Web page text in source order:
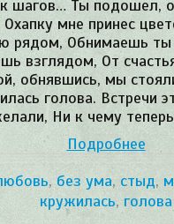
шагов… Ты подошел,
мне принес
рядом, Обнимаешь ты
взглядом, От
обнявшись, мы
голова. Встречи
Ни к чему
Подробнее
, без ума, стыд,
кружилась, голова